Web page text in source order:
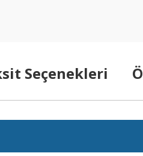
Seçenekleri